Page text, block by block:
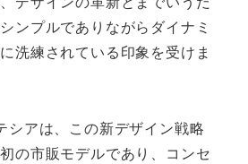
ンプルでありながらダイナミ
洗練されている印象を受けま
シアは、この新デザイン戦略
の市販モデルであり、コンセ